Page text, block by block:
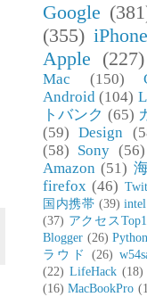
Google
(355) iPhone
Apple (227)
Mac
(150)
Android (104)
トバンク (65)
(59)
Design
(58) Sony (56)
Amazon (51)
firefox (46)
国内携帯 (39) intel
(37) アクセス
Blogger (26) Python
ラウド
(26)
(22) LifeHack (18)
(16) MacBookPro